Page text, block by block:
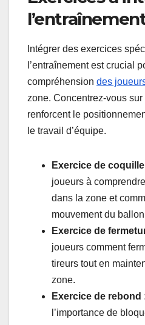
Intégrer des exercices
l’entraînement est crucial
compréhension des
zone. Concentrez-vous
renforcent le
le travail d’équipe.
Exercice de
joueurs à
dans la zone et
mouvement du
Exercice de
joueurs comment
tireurs tout en
zone.
Exercice de rebond
l’importance de